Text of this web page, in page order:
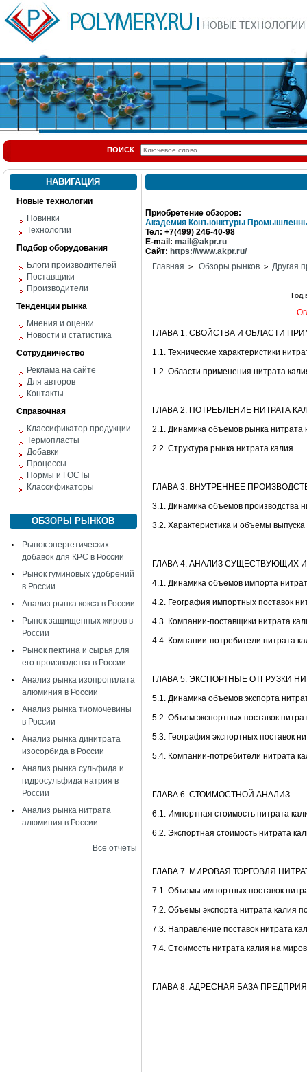
ПОИСК
НАВИГАЦИЯ
Новые технологии
Новинки
Технологии
Подбор оборудования
Блоги производителей
Поставщики
Производители
Тенденции рынка
Мнения и оценки
Новости и статистика
Сотрудничество
Реклама на сайте
Для авторов
Контакты
Справочная
Классификатор продукции
Термопласты
Добавки
Процессы
Нормы и ГОСТы
Классификаторы
ОБЗОРЫ РЫНКОВ
Рынок энергетических
добавок для КРС в России
Рынок гуминовых удобрений
в России
Анализ рынка кокса в России
Рынок защищенных жиров в
России
Рынок пектина и сырья для
его производства в России
Анализ рынка изопропилата
алюминия в России
Анализ рынка тиомочевины
в России
Анализ рынка динитрата
изосорбида в России
Анализ рынка сульфида и
гидросульфида натрия в
России
Анализ рынка нитрата
алюминия в России
Все отчеты
Приобретение обзоров:
Академия Конъюнктуры
Тел: +7(499) 246-40-98
E-mail: mail@akpr.ru
Сайт: https://www.akpr.ru/
Главная > Обзоры рынков > Другая
Год
ГЛАВА 1. СВОЙСТВА И ОБЛАСТИ
1.1. Технические характеристики
1.2. Области применения нитрата
ГЛАВА 2. ПОТРЕБЛЕНИЕ НИТРАТА
2.1. Динамика объемов рынка нитрата
2.2. Структура рынка нитрата калия
ГЛАВА 3. ВНУТРЕННЕЕ
3.1. Динамика объемов производства
3.2. Характеристика и объемы выпуска
ГЛАВА 4. АНАЛИЗ СУЩЕСТВУЮЩИХ
4.1. Динамика объемов импорта
4.2. География импортных поставок
4.3. Компании-поставщики нитрата
4.4. Компании-потребители нитрата
ГЛАВА 5. ЭКСПОРТНЫЕ ОТГРУЗКИ
5.1. Динамика объемов экспорта
5.2. Объем экспортных поставок
5.3. География экспортных поставок
5.4. Компании-потребители нитрата
ГЛАВА 6. СТОИМОСТНОЙ АНАЛИЗ
6.1. Импортная стоимость нитрата
6.2. Экспортная стоимость нитрата
ГЛАВА 7. МИРОВАЯ ТОРГОВЛЯ
7.1. Объемы импортных поставок
7.2. Объемы экспорта нитрата калия
7.3. Направление поставок нитрата
7.4. Стоимость нитрата калия на
ГЛАВА 8. АДРЕСНАЯ БАЗА